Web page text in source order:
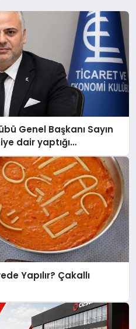
Genel Başkanı Sayın
dair yaptığı
Yapılır? Çakallı